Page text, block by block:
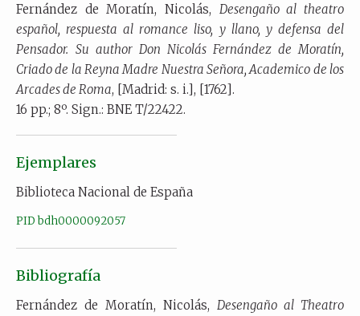
Fernández de Moratín, Nicolás, Desengaño al theatro
español, respuesta al romance liso, y llano, y defensa del
Pensador. Su author Don Nicolás Fernández de Moratín,
Criado de la Reyna Madre Nuestra Señora, Academico de los
Arcades de Roma, [Madrid: s. i.], [1762].
16 pp.; 8º. Sign.: BNE T/22422.
Ejemplares
Biblioteca Nacional de España
PID bdh0000092057
Bibliografía
Fernández de Moratín, Nicolás, Desengaño al Theatro